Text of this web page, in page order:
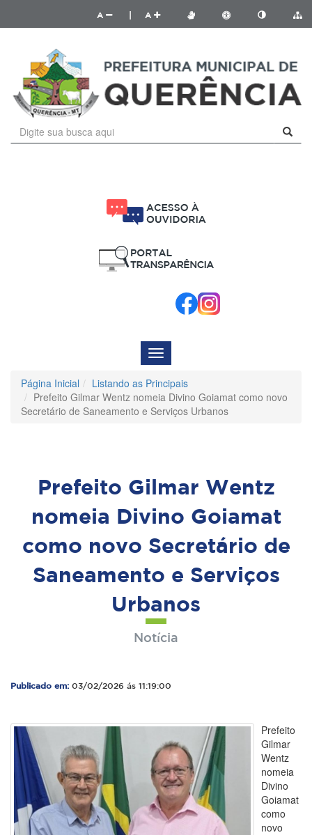
A A
Menu
de
Navegação
Página Inicial
Listando as Principais
Prefeito Gilmar Wentz nomeia Divino Goiamat como novo
Secretário de Saneamento e Serviços Urbanos
Prefeito Gilmar Wentz
nomeia Divino Goiamat
como novo Secretário de
Saneamento e Serviços
Urbanos
Notícia
Publicado em: 03/02/2026 ás 11:19:00
Prefeito
Gilmar
Wentz
nomeia
Divino
Goiamat
como
novo